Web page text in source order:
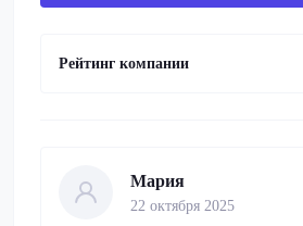
Рейтинг компании
Мария
22 октября 2025